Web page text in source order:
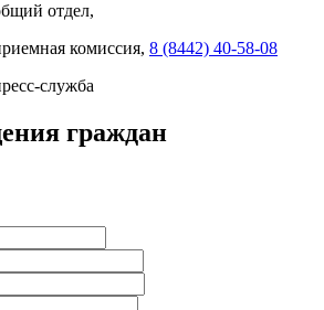
отдел,
комиссия, 8 (8442) 40-58-08
служба
граждан